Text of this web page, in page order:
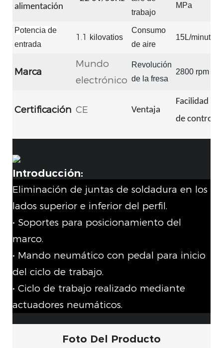
alimentación
trabajo
MPa
Potencia de
entrada
1.1 kilovatios
Consumo
de aire
15L/minuto
Marca
Mundo
electrónico
Revolución
de la fresa
2800 rpm
Certificación CE Ventaja
Facilidad
de control
Introducción:
Eliminación de juntas de soldadura en los
lados superior e inferior del perfil.
• Soportes para posicionamiento del
marco.
• Mando neumático con pedal para inicio
del ciclo de trabajo.
• Ciclo de trabajo realizado mediante
actuadores neumáticos.
Foto Del Producto